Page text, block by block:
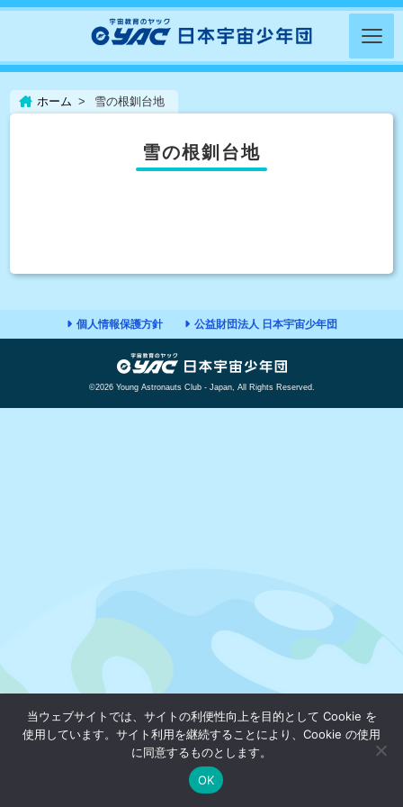
ホーム 雪の根釧台地
雪の根釧台地
個人情報保護方針 公益財団法人 日本宇宙少年団
©2026 Young Astronauts Club - Japan, All Rights Reserved.
当ウェブサイトでは、サイトの利便性向上を目的として Cookie を
使用しています。サイト利用を継続することにより、Cookie の使用
に同意するものとします。
OK